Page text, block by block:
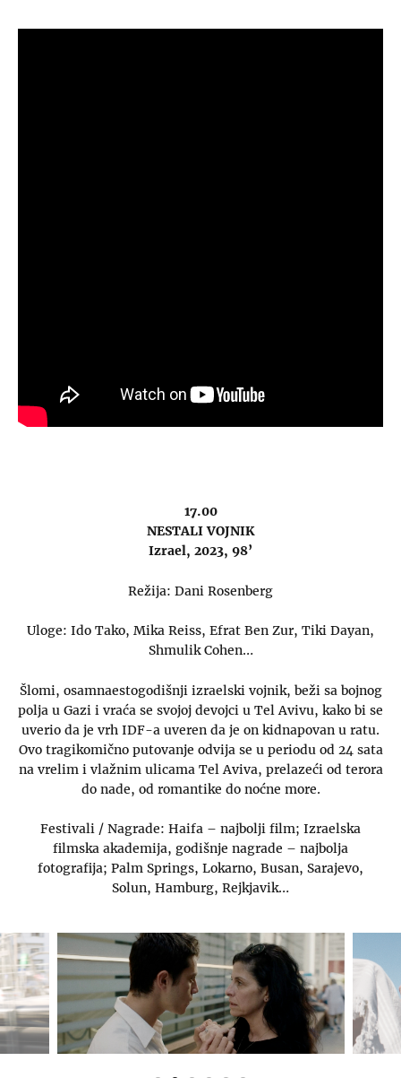
17.00
NESTALI VOJNIK
Izrael, 2023, 98’
Režija: Dani Rosenberg
Uloge: Ido Tako, Mika Reiss, Efrat Ben Zur, Tiki Dayan,
Shmulik Cohen…
Šlomi, osamnaestogodišnji izraelski vojnik, beži sa bojnog
polja u Gazi i vraća se svojoj devojci u Tel Avivu, kako bi se
uverio da je vrh IDF-a uveren da je on kidnapovan u ratu.
Ovo tragikomično putovanje odvija se u periodu od 24 sata
na vrelim i vlažnim ulicama Tel Aviva, prelazeći od terora
do nade, od romantike do noćne more.
Festivali / Nagrade: Haifa – najbolji film; Izraelska
filmska akademija, godišnje nagrade – najbolja
fotografija; Palm Springs, Lokarno, Busan, Sarajevo,
Solun, Hamburg, Rejkjavik…